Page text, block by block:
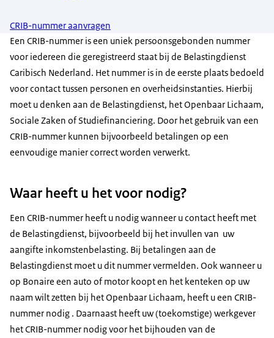
CRIB-nummer aanvragen
Een CRIB-nummer is een uniek persoonsgebonden nummer
voor iedereen die geregistreerd staat bij de Belastingdienst
Caribisch Nederland. Het nummer is in de eerste plaats bedoeld
voor contact tussen personen en overheidsinstanties. Hierbij
moet u denken aan de Belastingdienst, het Openbaar Lichaam,
Sociale Zaken of Studiefinanciering. Door het gebruik van een
CRIB-nummer kunnen bijvoorbeeld betalingen op een
eenvoudige manier correct worden verwerkt.
Waar heeft u het voor nodig?
Een CRIB-nummer heeft u nodig wanneer u contact heeft met
de Belastingdienst, bijvoorbeeld bij het invullen van uw
aangifte inkomstenbelasting. Bij betalingen aan de
Belastingdienst moet u dit nummer vermelden. Ook wanneer u
op Bonaire een auto of motor koopt en het kenteken op uw
naam wilt zetten bij het Openbaar Lichaam, heeft u een CRIB-
nummer nodig . Daarnaast heeft uw (toekomstige) werkgever
het CRIB-nummer nodig voor het bijhouden van de